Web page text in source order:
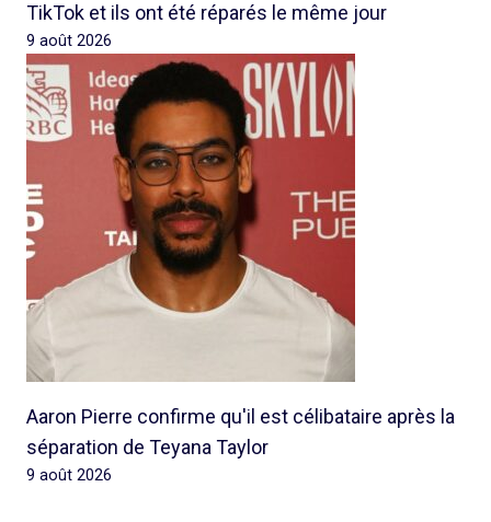
TikTok et ils ont été réparés le même jour
9 août 2026
Aaron Pierre confirme qu'il est célibataire après la
séparation de Teyana Taylor
9 août 2026